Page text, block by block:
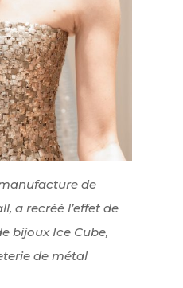
de
a recréé l’effet de
bijoux Ice Cube,
de métal